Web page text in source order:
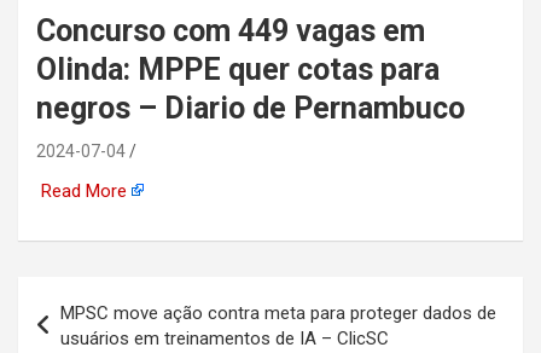
automotiva, mineração,
indústria naval, etc
Concurso com 449 vagas em
Olinda: MPPE quer cotas para
negros – Diario de Pernambuco
2024-07-04
Read More
de
MPSC move ação contra meta para proteger dados de
usuários em treinamentos de IA – ClicSC